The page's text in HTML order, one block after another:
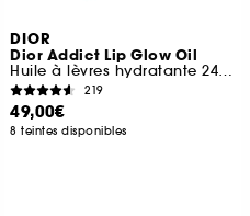
DIOR
Dior Addict Lip Glow Oil
Huile à lèvres hydratante 24 h au fini ultra-brillant
219
49,00€
8 teintes disponibles